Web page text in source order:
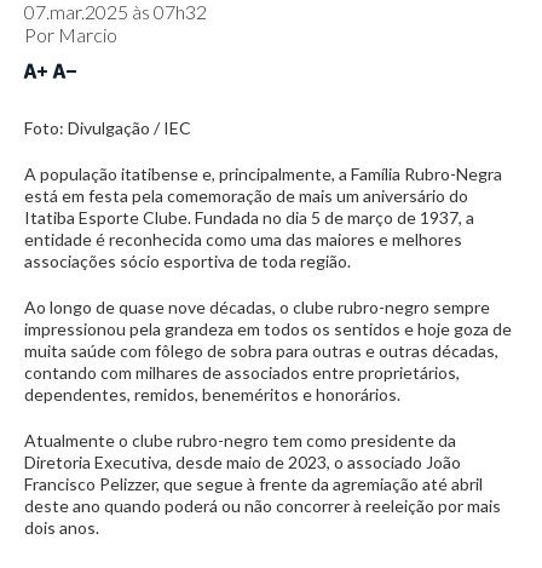
07.mar.2025 às 07h32
Por Marcio
Foto: Divulgação / IEC
A população itatibense e, principalmente, a Família Rubro-Negra
está em festa pela comemoração de mais um aniversário do
Itatiba Esporte Clube. Fundada no dia 5 de março de 1937, a
entidade é reconhecida como uma das maiores e melhores
associações sócio esportiva de toda região.
Ao longo de quase nove décadas, o clube rubro-negro sempre
impressionou pela grandeza em todos os sentidos e hoje goza de
muita saúde com fôlego de sobra para outras e outras décadas,
contando com milhares de associados entre proprietários,
dependentes, remidos, beneméritos e honorários.
Atualmente o clube rubro-negro tem como presidente da
Diretoria Executiva, desde maio de 2023, o associado João
Francisco Pelizzer, que segue à frente da agremiação até abril
deste ano quando poderá ou não concorrer à reeleição por mais
dois anos.